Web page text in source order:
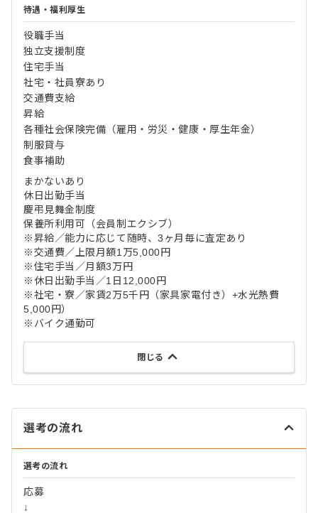
待遇・福利厚生
役職手当
独立支援制度
住宅手当
社宅・社員寮あり
交通費支給
昇給
各種社会保険完備（雇用・労災・健康・厚生年金）
制服貸与
食事補助
まかないあり
休日出勤手当
慶弔見舞金制度
保養所利用可（会員制エクシブ）
※昇給／能力に応じて随時、3ヶ月毎に査定あり
※交通費／上限月額1万5,000円
※住宅手当／月額3万円
※休日出勤手当／1日12,000円
※社宅・寮／家賃2万5千円（家具家電付き）+水光熱費
5,000円）
※バイク通勤可
閉じる
選考の流れ
選考の流れ
応募
↓